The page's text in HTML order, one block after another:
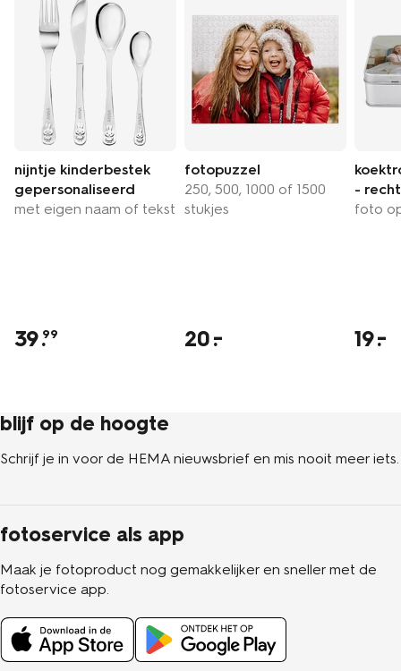
nijntje kinderbestek
gepersonaliseerd
met eigen naam of tekst
39.99
fotopuzzel
250, 500, 1000 of 1500
stukjes
20
- recht
foto
19
blijf op de hoogte
Schrijf je in voor de HEMA nieuwsbrief en mis nooit meer iets.
fotoservice als app
Maak je fotoproduct nog gemakkelijker en sneller met de
fotoservice app.